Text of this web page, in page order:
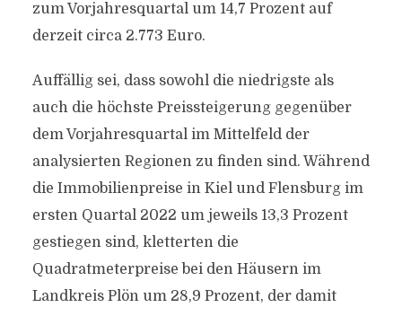
zum Vorjahresquartal um 14,7 Prozent auf
derzeit circa 2.773 Euro.
Auffällig sei, dass sowohl die niedrigste als
auch die höchste Preissteigerung gegenüber
dem Vorjahresquartal im Mittelfeld der
analysierten Regionen zu finden sind. Während
die Immobilienpreise in Kiel und Flensburg im
ersten Quartal 2022 um jeweils 13,3 Prozent
gestiegen sind, kletterten die
Quadratmeterpreise bei den Häusern im
Landkreis Plön um 28,9 Prozent, der damit